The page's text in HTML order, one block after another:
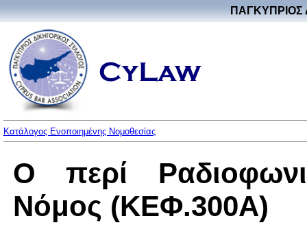
ΠΑΓΚΥΠΡΙΟΣ
Κατάλογος Ενοποιημένης Νομοθεσίας
Ο περί
Νόμος (ΚΕΦ.300Α)